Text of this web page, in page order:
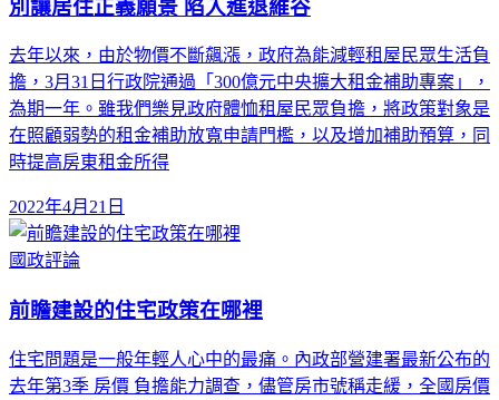
別讓居住正義願景 陷入進退維谷
去年以來，由於物價不斷飆漲，政府為能減輕租屋民眾生活負
擔，3月31日行政院通過「300億元中央擴大租金補助專案」，
為期一年。雖我們樂見政府體恤租屋民眾負擔，將政策對象是
在照顧弱勢的租金補助放寬申請門檻，以及增加補助預算，同
時提高房東租金所得
2022年4月21日
國政評論
前瞻建設的住宅政策在哪裡
住宅問題是一般年輕人心中的最痛。內政部營建署最新公布的
去年第3季 房價 負擔能力調查，儘管房市號稱走緩，全國房價